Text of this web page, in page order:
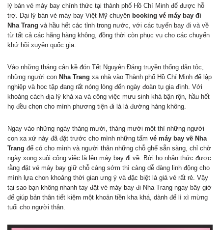
lý bán vé máy bay chính thức tại thành phố Hồ Chí Minh để được hỗ
trợ. Đại lý bán vé máy bay Việt Mỹ chuyên booking vé máy bay đi
Nha Trang và hầu hết các tỉnh trong nước, với các tuyến bay đi và về
từ tất cả các hãng hàng không, đồng thời còn phục vụ cho các chuyến
khứ hồi xuyên quốc gia.
Vào những tháng cận kề đón Tết Nguyên Đáng truyền thống dân tộc,
những người con Nha Trang xa nhà vào Thành phố Hồ Chí Minh để lập
nghiệp và học tập đang rất nóng lòng đến ngày đoàn tụ gia đình. Với
khoảng cách địa lý khá xa và công việc mưu sinh khá bận rộn, hầu hết
họ đều chọn cho mình phương tiện đi là là đường hàng không.
Ngay vào những ngày tháng mười, tháng mười một thì những người
con xa xứ này đã đặt trước cho mình những tấm vé máy bay về Nha
Trang để có cho mình và người thân những chỗ ghế sẵn sàng, chỉ chờ
ngày xong xuôi công việc là lên máy bay đi về. Bởi họ nhận thức được
rằng đặt vé máy bay giữ chỗ càng sớm thì càng dễ dàng linh động cho
mình lựa chon khoảng thời gian ưng ý và đặc biệt là giá vé rất rẻ. Vậy
tại sao bạn không nhanh tay đặt vé máy bay đi Nha Trang ngay bây giờ
để giúp bản thân tiết kiệm một khoản tiền kha khá, dành để lì xì mừng
tuổi cho người thân.